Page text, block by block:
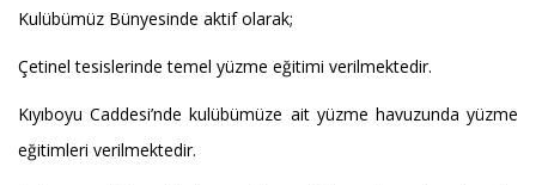
Kulübümüz Bünyesinde aktif olarak;
Çetinel tesislerinde temel yüzme eğitimi verilmektedir.
Kıyıboyu Caddesi’nde kulübümüze ait yüzme havuzunda yüzme
eğitimleri verilmektedir.